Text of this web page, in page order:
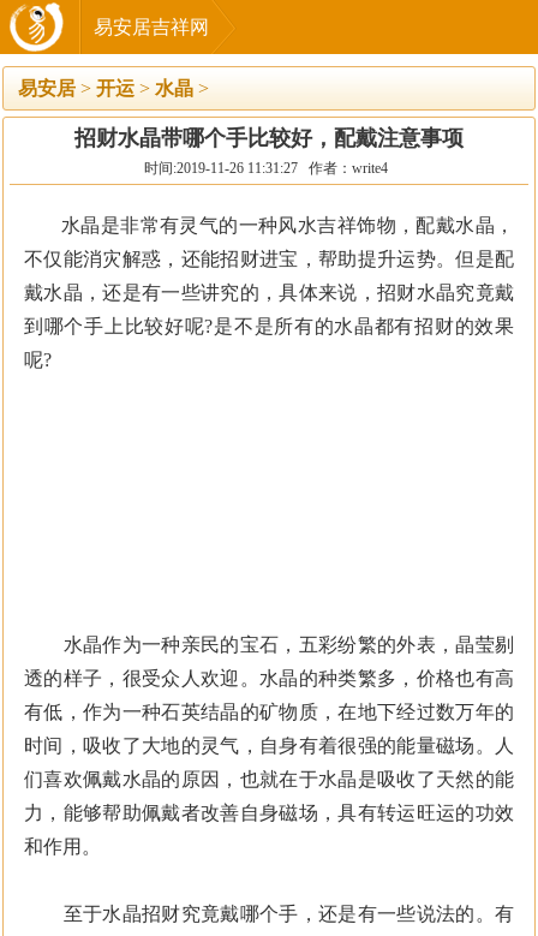
易安居吉祥网
易安居 > 开运 > 水晶 >
招财水晶带哪个手比较好，配戴注意事项
时间:2019-11-26 11:31:27 作者：write4
水晶是非常有灵气的一种风水吉祥饰物，配戴水晶，
不仅能消灾解惑，还能招财进宝，帮助提升运势。但是配
戴水晶，还是有一些讲究的，具体来说，招财水晶究竟戴
到哪个手上比较好呢?是不是所有的水晶都有招财的效果
呢?
水晶作为一种亲民的宝石，五彩纷繁的外表，晶莹剔
透的样子，很受众人欢迎。水晶的种类繁多，价格也有高
有低，作为一种石英结晶的矿物质，在地下经过数万年的
时间，吸收了大地的灵气，自身有着很强的能量磁场。人
们喜欢佩戴水晶的原因，也就在于水晶是吸收了天然的能
力，能够帮助佩戴者改善自身磁场，具有转运旺运的功效
和作用。
至于水晶招财究竟戴哪个手，还是有一些说法的。有